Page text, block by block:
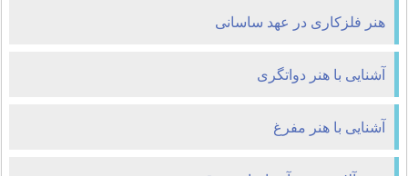
هنر فلزکاری در عهد ساسانی
آشنایی با هنر دواتگری
آشنایی با هنر مفرغ